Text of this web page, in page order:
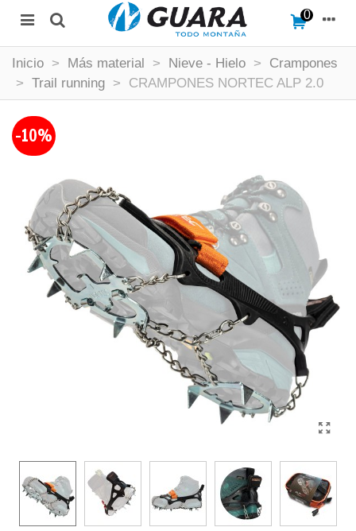
0
Inicio > Más material > Nieve - Hielo >
Crampones
> Trail running > CRAMPONES NORTEC ALP 2.0
-10%